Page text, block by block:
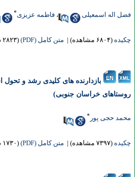
اله اسمعیلی ،فاطمه عزیزی
(۶۸۰۴ مشاهده) | متن کامل (PDF) (۲۸۲۳ دریافت)
بازدارنده های کلیدی رشد و تحول
خراسان جنوبی)
حجی پور
(۷۳۹۷ مشاهده) | متن کامل (PDF) (۱۷۳۰ دریافت)